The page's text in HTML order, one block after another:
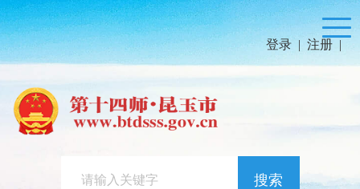
登录 | 注册 |
搜索